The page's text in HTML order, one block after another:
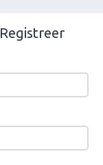
Registreer